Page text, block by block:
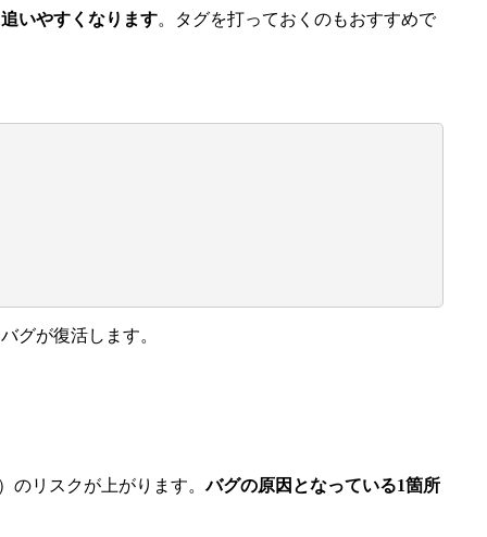
いやすくなります。タグを打っておくのもおすすめで
グが復活します。
のリスクが上がります。バグの原因となっている1箇所